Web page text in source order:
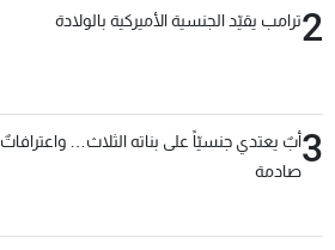
2ترامب يقيّد الجنسية الأميركية بالولادة
3أبٌ يعتدي جنسيّاً على بناته الثلاث… واعترافاتٌ
صادمة